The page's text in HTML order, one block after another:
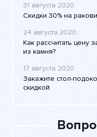
31 августа 2020
Скидки 30% на
24 августа 2020
Как рассчитать цену
из камня?
17 августа 2020
Закажите стол-
скидкой